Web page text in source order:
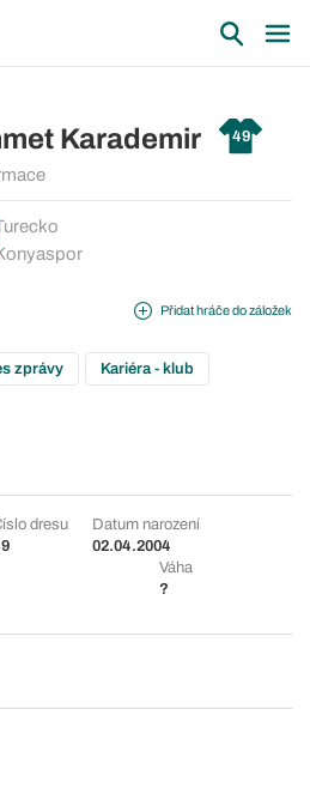
Karademir 49
Přidat hráče do záložek
zprávy Kariéra - klub
dresu
Datum narození
02.04.2004
Váha
?